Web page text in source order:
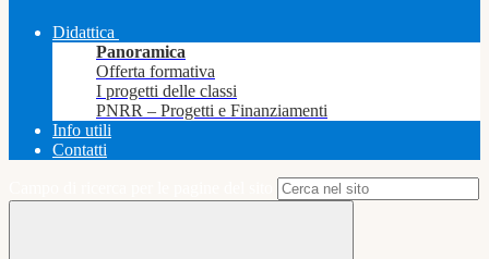
Didattica
Panoramica
Offerta formativa
I progetti delle classi
PNRR – Progetti e Finanziamenti
Info utili
Contatti